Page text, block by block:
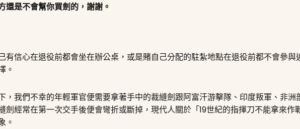
還是不會幫你買劍的，謝謝。
有信心在退役前都會坐在辦公桌，或是賭自己分配的駐紮地點在退役前都不會參與
。
，我們不幸的年輕軍官便需要拿著手中的裁縫劍跟阿富汗游擊隊、印度叛軍、非洲
經常在第一次交手後便會彎折或斷掉，現代人關於「19世紀的指揮刀不能拿來作
。